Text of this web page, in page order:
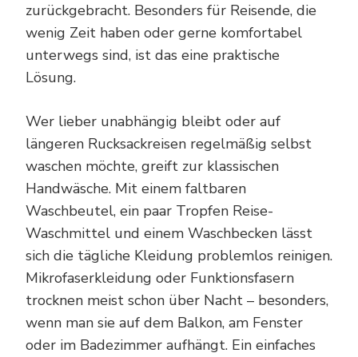
zurückgebracht. Besonders für Reisende, die
wenig Zeit haben oder gerne komfortabel
unterwegs sind, ist das eine praktische
Lösung.
Wer lieber unabhängig bleibt oder auf
längeren Rucksackreisen regelmäßig selbst
waschen möchte, greift zur klassischen
Handwäsche. Mit einem faltbaren
Waschbeutel, ein paar Tropfen Reise-
Waschmittel und einem Waschbecken lässt
sich die tägliche Kleidung problemlos reinigen.
Mikrofaserkleidung oder Funktionsfasern
trocknen meist schon über Nacht – besonders,
wenn man sie auf dem Balkon, am Fenster
oder im Badezimmer aufhängt. Ein einfaches